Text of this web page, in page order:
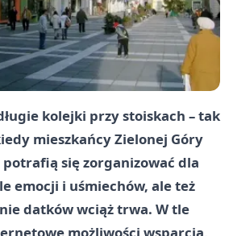
kolejki przy stoiskach – tak
mieszkańcy Zielonej Góry
potrafią się zorganizować dla
emocji i uśmiechów, ale też
datków wciąż trwa. W tle